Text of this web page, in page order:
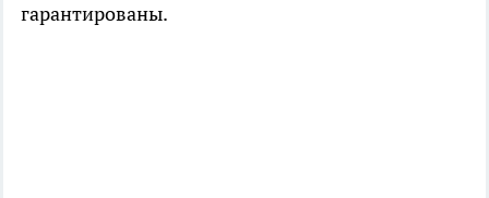
гарантированы.